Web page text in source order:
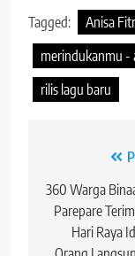
Tagged: Anisa
merindukanmu -
rilis lagu baru
Navigasi
pos
360 Warga
Parepare
Hari Raya